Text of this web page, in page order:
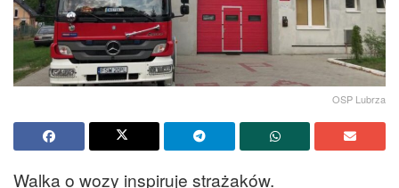
OSP Lubrza
Walka o wozy inspiruje strażaków.